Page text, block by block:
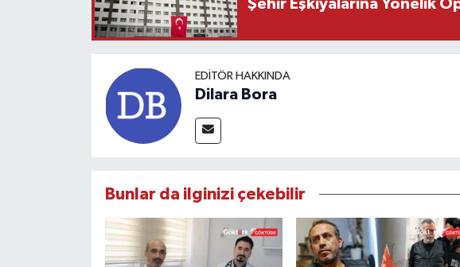
Şehir Eşkıyalarına Yönelik
EDITÖR HAKKINDA
Dilara Bora
Bunlar da ilginizi çekebilir